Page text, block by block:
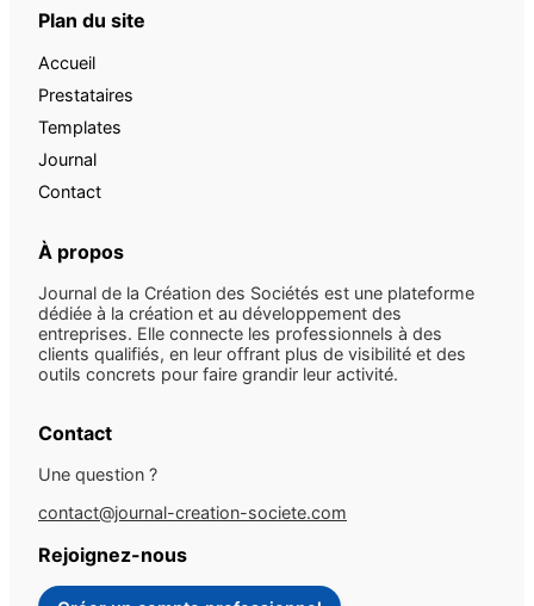
Plan du site
Accueil
Prestataires
Templates
Journal
Contact
À propos
Journal de la Création des Sociétés est une plateforme
dédiée à la création et au développement des
entreprises. Elle connecte les professionnels à des
clients qualifiés, en leur offrant plus de visibilité et des
outils concrets pour faire grandir leur activité.
Contact
Une question ?
contact@journal-creation-societe.com
Rejoignez-nous